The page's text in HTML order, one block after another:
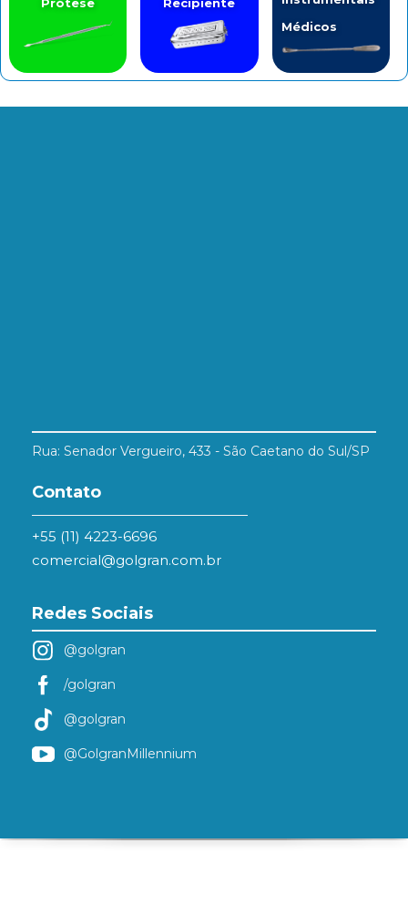
Médicos
Rua: Senador Vergueiro, 433 - São Caetano do Sul/SP
Contato
+55 (11) 4223-6696
comercial@golgran.com.br
Redes Sociais
@golgran
/golgran
@golgran
@GolgranMillennium